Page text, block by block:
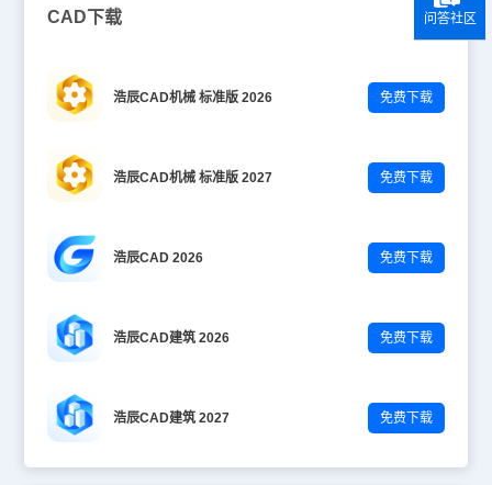
CAD下载
浩辰CAD机械 标准版 2026 免费下载
浩辰CAD机械 标准版 2027 免费下载
浩辰CAD 2026 免费下载
浩辰CAD建筑 2026 免费下载
浩辰CAD建筑 2027 免费下载
问答社区